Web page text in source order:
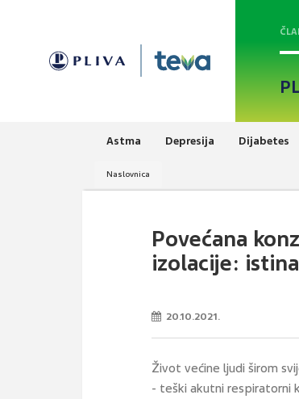
Astma Depresija Dijabetes
Naslovnica
Povećana
izolacije:
20.10.2021.
Život većine ljudi širom
- teški akutni respiratorni